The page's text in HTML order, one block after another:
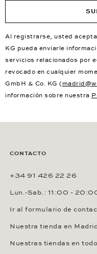
Al registrarse, usted acepta
KG pueda enviarle
servicios relacionados por
revocado en cualquier
GmbH & Co. KG (
información sobre nuestra
CONTACTO
+34 91 426 22 26
Lun.-Sab.: 11:00 -
Ir al formulario de
Nuestra tienda en Madrid
Nuestras tiendas en